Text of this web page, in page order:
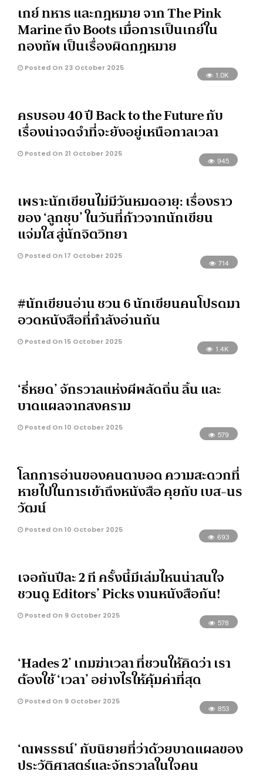
เกย์ ทหาร และกฎหมาย จาก The Pink
Marine ถึง Boots เมื่อการเป็นเกย์ใน
กองทัพ เป็นเรื่องผิดกฎหมาย
Posted On 23 October 2025
1.0K
ครบรอบ 40 ปี Back to the Future กับ
เรื่องน่าจดจำที่จะยังอยู่เหนือกาลเวลา
Posted On 21 October 2025
945
​​เพราะนักเขียนไม่มีวันหมดอายุ: เรื่องราว
ของ ‘ลูกชุบ’ ในวันที่ก้าวจากนักเขียน
แจ่มใส สู่นักจิตวิทยา
Posted On 17 October 2025
714
#นักเขียนอ่าน ชวน 6 นักเขียนคนโปรดมา
อวดหนังสือที่กำลังอ่านกัน
Posted On 15 October 2025
1.4K
‘ธี่หยด’ จักรวาลแห่งผีพลัดถิ่น ลิ้น และ
บาดแผลจากสงคราม
Posted On 10 October 2025
579
โลกการอ่านของคนตาบอด ความสะดวกที่
หายไปในการเข้าถึงหนังสือ คุยกับ เบส-นร
วัฒน์
Posted On 10 October 2025
693
เจอกันปีละ 2 ที ครั้งนี้มีเล่มไหนน่าสนใจ
ชวนดู Editors’ Picks งานหนังสือกัน!
Posted On 9 October 2025
578
‘Hades 2’ เกมฆ่าเวลา ที่ชวนให้คิดว่า เรา
ต้องใช้ ‘เวลา’ อย่างไรให้คุ้มค่าที่สุด
Posted On 9 October 2025
853
‘ณพรรธน์’ กับนิยายที่ว่าด้วยบาดแผลของ
ประวัติศาสตร์และจักรวาลในใจคน